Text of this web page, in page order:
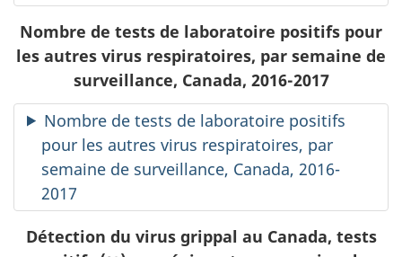
Nombre de tests de laboratoire positifs pour
les autres virus respiratoires, par semaine de
surveillance, Canada, 2016-2017
Nombre de tests de laboratoire positifs
pour les autres virus respiratoires, par
semaine de surveillance, Canada, 2016-
2017
Détection du virus grippal au Canada, tests